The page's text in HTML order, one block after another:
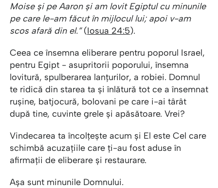
Moise și pe Aaron și am lovit Egiptul cu minunile
pe care le-am făcut în mijlocul lui; apoi v-am
scos afară din el.”(Iosua 24:5).
Ceea ce însemna eliberare pentru poporul Israel,
pentru Egipt - asupritorii poporului, însemna
lovitură, spulberarea lanțurilor, a robiei. Domnul
te ridică din starea ta și înlătură tot ce a însemnat
rușine, batjocură, bolovani pe care i-ai târât
după tine, cuvinte grele și apăsătoare. Vrei?
Vindecarea ta încolțește acum și El este Cel care
schimbă acuzațiile care ți-au fost aduse în
afirmații de eliberare și restaurare.
Așa sunt minunile Domnului.